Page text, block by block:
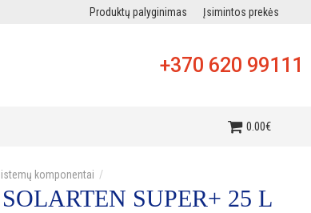
Produktų palyginimas Įsimintos prekės
+370 620 99111
0.00€
komponentai
SOLARTEN SUPER+ 25 L